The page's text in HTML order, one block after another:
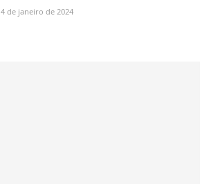
4 de janeiro de 2024